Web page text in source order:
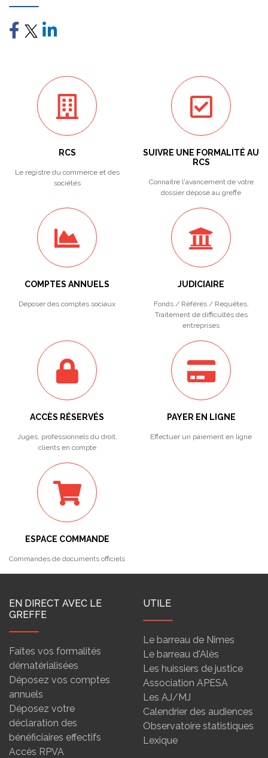
RCS
Le registre du commerce et des
sociétés
SUIVRE UNE FORMALITÉ AU
RCS
Connaitre l'avancement de votre
dossier déposé au greffe
COMPTES ANNUELS
Déposer des comptes sociaux
JUDICIAIRE
Fonds / Référés / Requêtes.
Traitement de difficultés des
entreprises
ACCÈS RÉSERVÉS
Juges, professionnels du droit,
clients en compte
PAYER EN LIGNE
Effectuer un paiement en ligne
ESPACE COMMANDE
Commandes de documents officiels
EN DIRECT AVEC LE
GREFFE
Faites vos formalités
dématérialisées
Déposez vos comptes
annuels
Déposez votre
déclaration des
bénéficiaires effectifs
Accès RPVA
UTILE
Le barreau de Nîmes
Le barreau d'Alès
Les huissiers de justice
Association APESA
Les AJ/MJ
Calendrier des audiences
Observatoire statistiques
Lexique